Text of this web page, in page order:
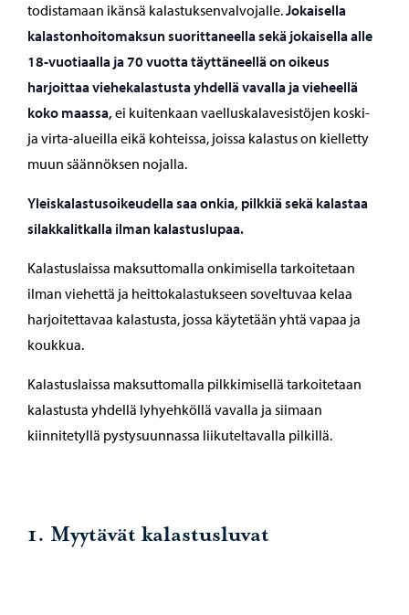
todistamaan ikänsä kalastuksenvalvojalle.Jokaisella
kalastonhoitomaksun suorittaneella sekä jokaisella alle
18-vuotiaalla ja 70 vuotta täyttäneellä on oikeus
harjoittaa viehekalastusta yhdellä vavalla ja vieheellä
koko maassa, ei kuitenkaan vaelluskalavesistöjen koski-
ja virta-alueilla eikä kohteissa, joissa kalastus on kielletty
muun säännöksen nojalla.
Yleiskalastusoikeudella saa onkia, pilkkiä sekä kalastaa
silakkalitkalla ilman kalastuslupaa.
Kalastuslaissa maksuttomalla onkimisella tarkoitetaan
ilman viehettä ja heittokalastukseen soveltuvaa kelaa
harjoitettavaa kalastusta, jossa käytetään yhtä vapaa ja
koukkua.
Kalastuslaissa maksuttomalla pilkkimisellä tarkoitetaan
kalastusta yhdellä lyhyehköllä vavalla ja siimaan
kiinnitetyllä pystysuunnassa liikuteltavalla pilkillä.
1. Myytävät kalastusluvat